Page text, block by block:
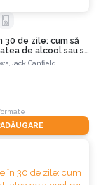
30 de zile: cum să
de alcool sau să
la el în
Jack Canfield
ADĂUGARE